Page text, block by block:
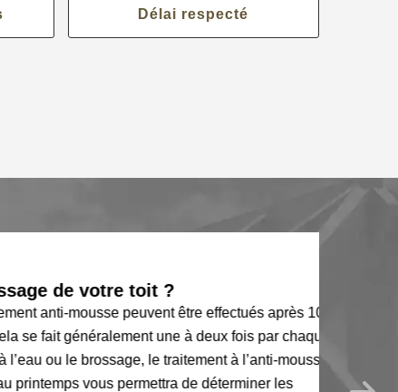
Délai respecté
de votre toit ?
mousse peuvent être effectués après 10 ans
généralement une à deux fois par chaque
le brossage, le traitement à l’anti-mousse et
vous permettra de déterminer les